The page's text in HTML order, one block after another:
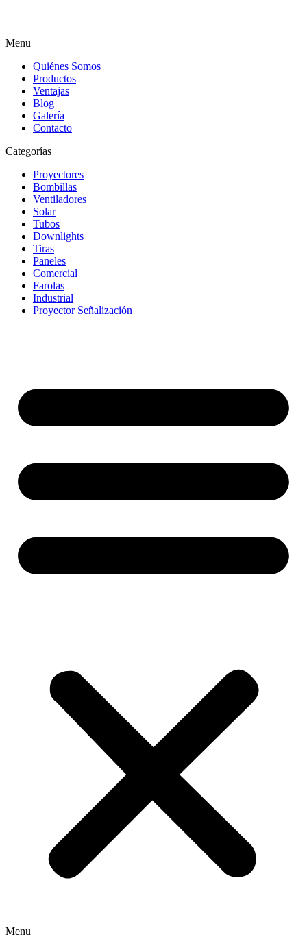
Menu
Quiénes Somos
Productos
Ventajas
Blog
Galería
Contacto
Categorías
Proyectores
Bombillas
Ventiladores
Solar
Tubos
Downlights
Tiras
Paneles
Comercial
Farolas
Industrial
Proyector Señalización
Menu